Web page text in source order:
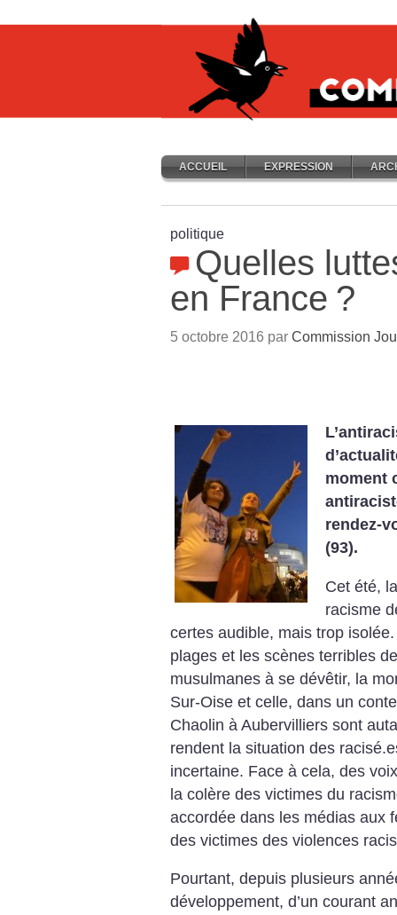
ACCUEIL EXPRESSION
politique
Quelles
en France ?
5 octobre 2016 par Commission
moment
rendez-
(93).
Cet été,
racisme
certes audible, mais trop
plages et les scènes terribles
musulmanes à se dévêtir, la
Sur-Oise et celle, dans un
Chaolin à Aubervilliers sont
rendent la situation des
incertaine. Face à cela, des
la colère des victimes du
accordée dans les médias aux
des victimes des violences
Pourtant, depuis plusieurs
développement, d’un courant